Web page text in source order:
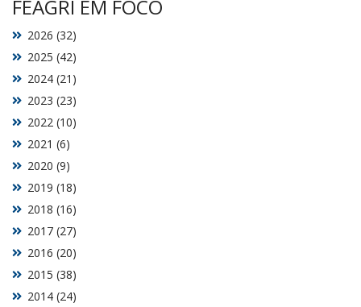
FEAGRI EM FOCO
2014 (24)
2015 (38)
2016 (20)
2017 (27)
2018 (16)
2019 (18)
2020 (9)
2021 (6)
2022 (10)
2023 (23)
2024 (21)
2025 (42)
2026 (32)